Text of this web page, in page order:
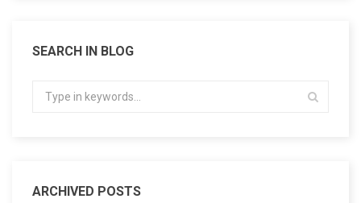
SEARCH IN BLOG
ARCHIVED POSTS